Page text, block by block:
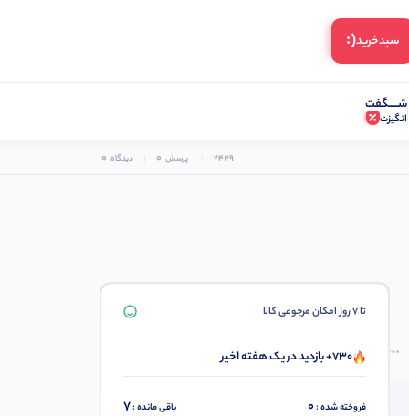
سبد‌خرید(:
شـــــگفت
انگیزت
2429 پرسش 0 دیدگاه 0
تا 7 روز امکان مرجوعی کالا
730+ بازدید در یک هفته اخیر
فروخته شده :0 باقی مانده :7